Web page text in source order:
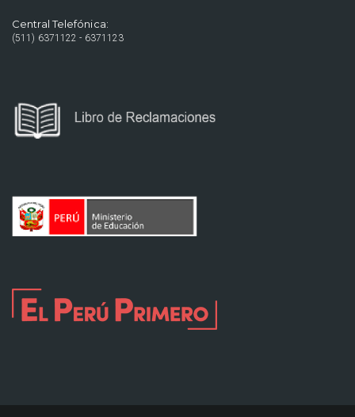
Central Telefónica:
(511) 6371122 - 6371123